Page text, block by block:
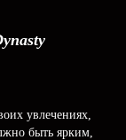
увлечениях,
быть ярким,